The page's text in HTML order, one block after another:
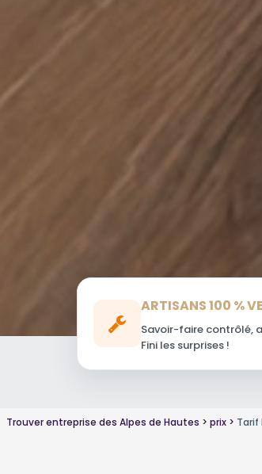
ARTISANS 100 %
Savoir-faire contrôlé,
Fini les surprises !
Trouver entreprise des Alpes de Hautes prix Tarif